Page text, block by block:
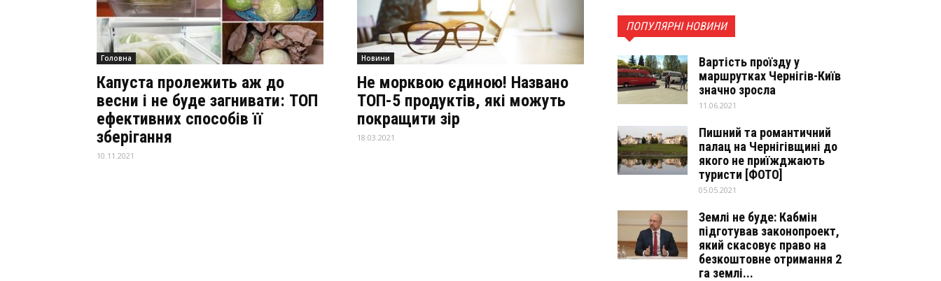
Головна
Капуста пролежить аж до
весни і не буде загнивати: ТОП
ефективних способів її
зберігання
10.11.2021
Новини
Не морквою єдиною! Названо
ТОП-5 продуктів, які можуть
покращити зір
18.03.2021
ПОПУЛЯРНІ НОВИНИ
Вартість проїзду у
маршрутках Чернігів-Київ
значно зросла
11.06.2021
Пишний та романтичний
палац на Чернігівщині до
якого не приїжджають
туристи [ФОТО]
05.05.2021
Землі не буде: Кабмін
підготував законопроект,
який скасовує право на
безкоштовне отримання 2
га землі...